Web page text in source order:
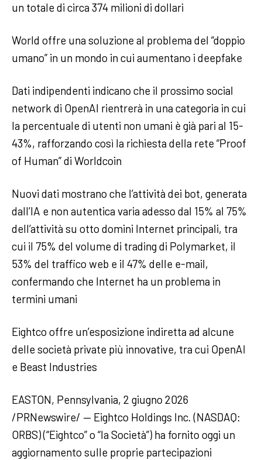
un totale di circa 374 milioni di dollari
World offre una soluzione al problema del “doppio
umano” in un mondo in cui aumentano i deepfake
Dati indipendenti indicano che il prossimo social
network di OpenAI rientrerà in una categoria in cui
la percentuale di utenti non umani è già pari al 15-
43%, rafforzando così la richiesta della rete “Proof
of Human” di Worldcoin
Nuovi dati mostrano che l’attività dei bot, generata
dall’IA e non autentica varia adesso dal 15% al 75%
dell’attività su otto domini Internet principali, tra
cui il 75% del volume di trading di Polymarket, il
53% del traffico web e il 47% delle e-mail,
confermando che Internet ha un problema in
termini umani
Eightco offre un’esposizione indiretta ad alcune
delle società private più innovative, tra cui OpenAI
e Beast Industries
EASTON, Pennsylvania, 2 giugno 2026
/PRNewswire/ — Eightco Holdings Inc. (NASDAQ:
ORBS) (“Eightco” o “la Società”) ha fornito oggi un
aggiornamento sulle proprie partecipazioni